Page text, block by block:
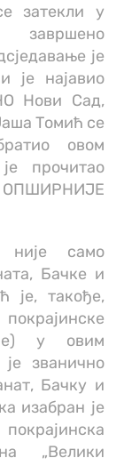
затекли у
је
је најавио
Нови Сад,
Томић се
овом
прочитао
није само
Бачке и
је, такође,
у овим
званично
Бачку и
изабран је
„Велики